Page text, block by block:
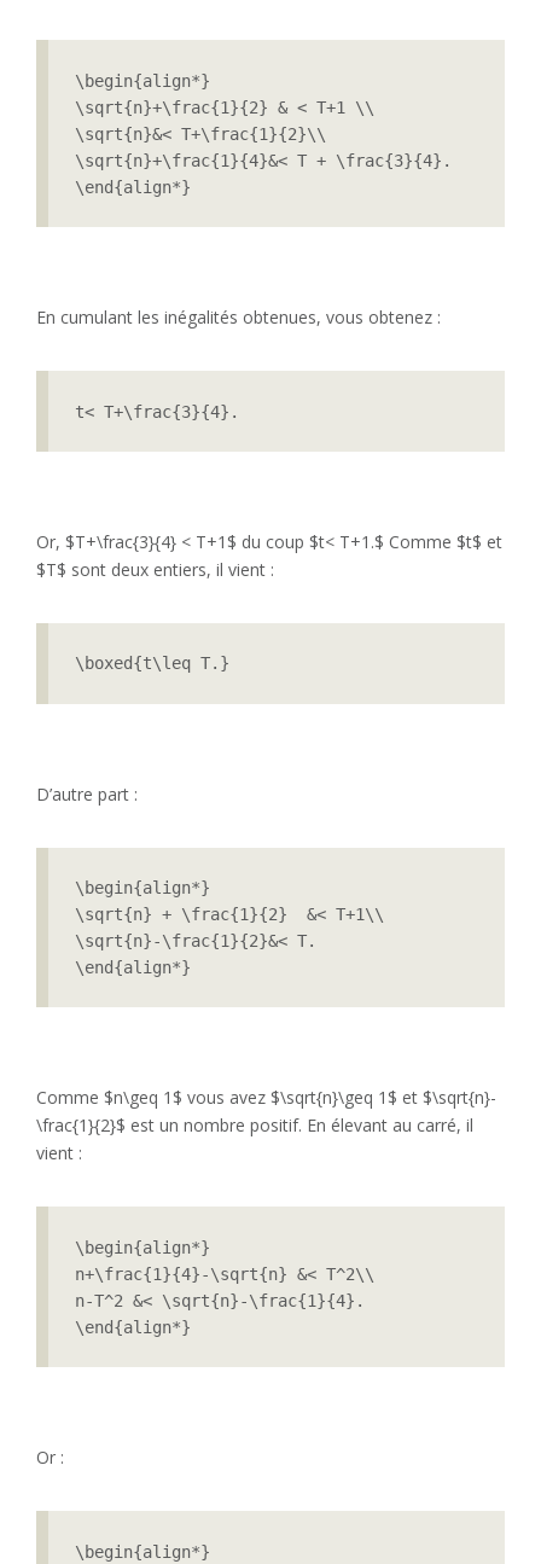
\begin{align*}
\sqrt{n}+\frac{1}{2} & < T+1 \\
\sqrt{n}&< T+\frac{1}{2}\\
\sqrt{n}+\frac{1}{4}&< T + \frac{3}{4}.
\end{align*}
En cumulant les inégalités obtenues, vous obtenez :
t< T+\frac{3}{4}.
Or, $T+\frac{3}{4} < T+1$ du coup $t< T+1.$ Comme $t$ et
$T$ sont deux entiers, il vient :
\boxed{t\leq T.}
D’autre part :
\begin{align*}
\sqrt{n} + \frac{1}{2}  &< T+1\\
\sqrt{n}-\frac{1}{2}&< T.
\end{align*}
Comme $n\geq 1$ vous avez $\sqrt{n}\geq 1$ et $\sqrt{n}-
\frac{1}{2}$ est un nombre positif. En élevant au carré, il
vient :
\begin{align*}
n+\frac{1}{4}-\sqrt{n} &< T^2\\
n-T^2 &< \sqrt{n}-\frac{1}{4}.
\end{align*}
Or :
\begin{align*}